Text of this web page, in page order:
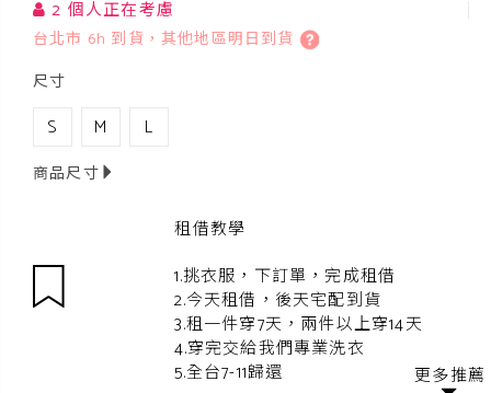
2 個人正在考慮
台北市 6h 到貨，其他地區明日到貨
尺寸
S M L
商品尺寸
租借教學
1.挑衣服，下訂單，完成租借
2.今天租借，後天宅配到貨
3.租一件穿7天，兩件以上穿14天
4.穿完交給我們專業洗衣
5.全台7-11歸還
更多推薦